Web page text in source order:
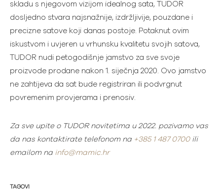
skladu s njegovom vizijom idealnog sata, TUDOR
dosljedno stvara najsnažnije, izdržljivije, pouzdane i
precizne satove koji danas postoje. Potaknut ovim
iskustvom i uvjeren u vrhunsku kvalitetu svojih satova,
TUDOR nudi petogodišnje jamstvo za sve svoje
proizvode prodane nakon 1. siječnja 2020. Ovo jamstvo
ne zahtijeva da sat bude registriran ili podvrgnut
povremenim provjerama i prenosiv.
Za sve upite o TUDOR novitetima u 2022. pozivamo vas
da nas kontaktirate telefonom na +385 1 487 0700ili
emailom na info@mamic.hr
TAGOVI